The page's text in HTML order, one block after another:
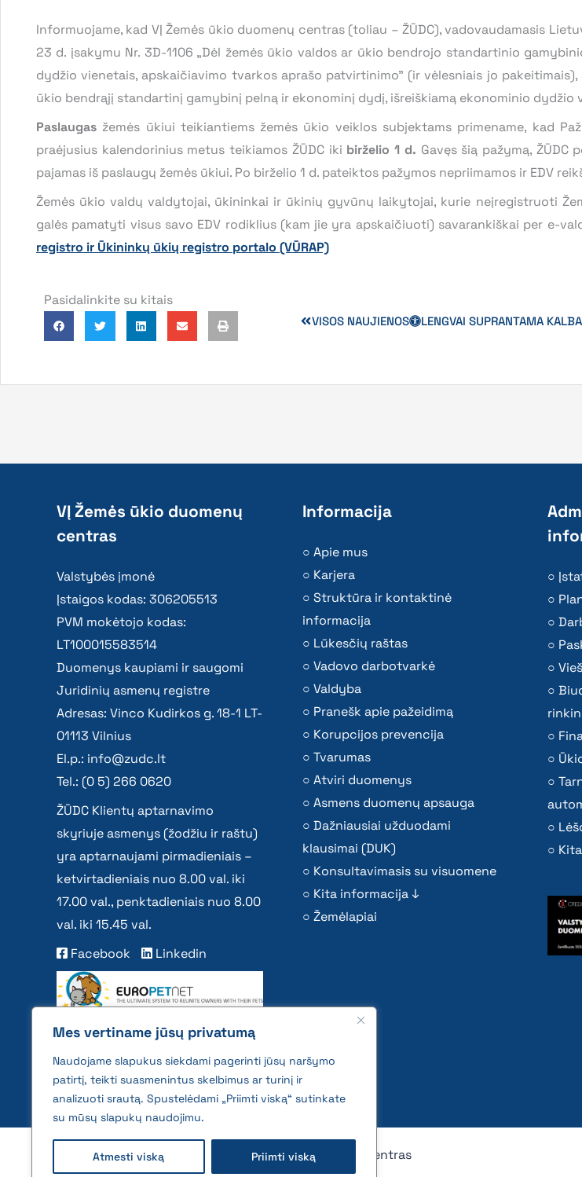
Mes vertiname jūsų privatumą
Naudojame slapukus siekdami pagerinti jūsų naršymo
patirtį, teikti suasmenintus skelbimus ar turinį ir
analizuoti srautą. Spustelėdami „Priimti viską“ sutinkate
su mūsų slapukų naudojimu.
Atmesti viską Priimti viską
Informuojame, kad VĮ Žemės ūkio duomenų centras (toliau – ŽŪDC), vadovaudamasis
23 d. įsakymu Nr. 3D-1106 „Dėl žemės ūkio valdos ar ūkio bendrojo standartinio
dydžio vienetais, apskaičiavimo tvarkos aprašo patvirtinimo” (ir vėlesniais jo
ūkio bendrąjį standartinį gamybinį pelną ir ekonominį dydį, išreiškiamą ekonominio dydžio
Paslaugas žemės ūkiui teikiantiems žemės ūkio veiklos subjektams primename, kad
praėjusius kalendorinius metus teikiamos ŽŪDC iki birželio 1 d. Gavęs šią pažymą, ŽŪDC
pajamas iš paslaugų žemės ūkiui. Po birželio 1 d. pateiktos pažymos nepriimamos ir EDV
Žemės ūkio valdų valdytojai, ūkininkai ir ūkinių gyvūnų laikytojai, kurie neįregistruoti
galės pamatyti visus savo EDV rodiklius (kam jie yra apskaičiuoti) savarankiškai per e-
registro ir Ūkininkų ūkių registro portalo (VŪRAP)
Pasidalinkite su kitais
VISOS NAUJIENOS LENGVAI SUPRANTAMA KALBA
VĮ Žemės ūkio duomenų
centras
Valstybės įmonė
Įstaigos kodas: 306205513
PVM mokėtojo kodas:
LT100015583514
Duomenys kaupiami ir saugomi
Juridinių asmenų registre
Adresas: Vinco Kudirkos g. 18-1 LT-
01113 Vilnius
El.p.: info@zudc.lt
Tel.: (0 5) 266 0620
ŽŪDC Klientų aptarnavimo
skyriuje asmenys (žodžiu ir raštu)
yra aptarnaujami pirmadieniais –
ketvirtadieniais nuo 8.00 val. iki
17.00 val., penktadieniais nuo 8.00
val. iki 15.45 val.
Facebook
Linkedin
Informacija
Apie mus
Karjera
Struktūra ir kontaktinė
informacija
Lūkesčių raštas
Vadovo darbotvarkė
Valdyba
Pranešk apie pažeidimą
Korupcijos prevencija
Tvarumas
Atviri duomenys
Asmens duomenų apsauga
Dažniausiai užduodami
klausimai (DUK)
Konsultavimasis su visuomene
Kita informacija ↓
Žemėlapiai
2026 © All rights reserved | VĮ Žemės ūkio duomenų centras